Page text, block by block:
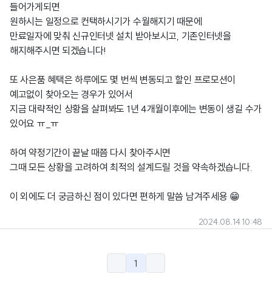
들어가게되면
원하시는 일정으로 컨택하시기가 수월해지기 때문에
만료일자에 맞춰 신규인터넷 설치 받아보시고, 기존인터넷을
해지해주시면 되겠습니다!
또 사은품 혜택은 하루에도 몇 번씩 변동되고 할인 프로모션이
예고없이 찾아오는 경우가 있어서
지금 대략적인 상황을 살펴봐도 1년 4개월이후에는 변동이 생길 수가
있어요 ㅠ_ㅠ
하여 약정기간이 끝날 때쯤 다시 찾아주시면
그때 모든 상황을 고려하여 최적의 설계드릴 것을 약속하겠습니다.
이 외에도 더 궁금하신 점이 있다면 편하게 말씀 남겨주세용 😁
2024.08.14 10:48
1